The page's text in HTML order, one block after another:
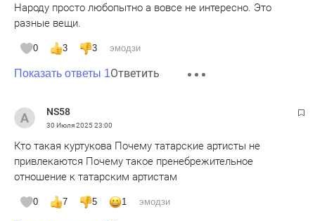
Народу просто любопытно а вовсе не интересно. Это
разные вещи.
0 3 3 эмодзи
Показать ответы 1Ответить
NS58
30 Июля 202523:00
Кто такая куртукова Почему татарские артисты не
привлекаются Почему такое пренебрежительное
отношение к татарским артистам
0 7 5 1 эмодзи